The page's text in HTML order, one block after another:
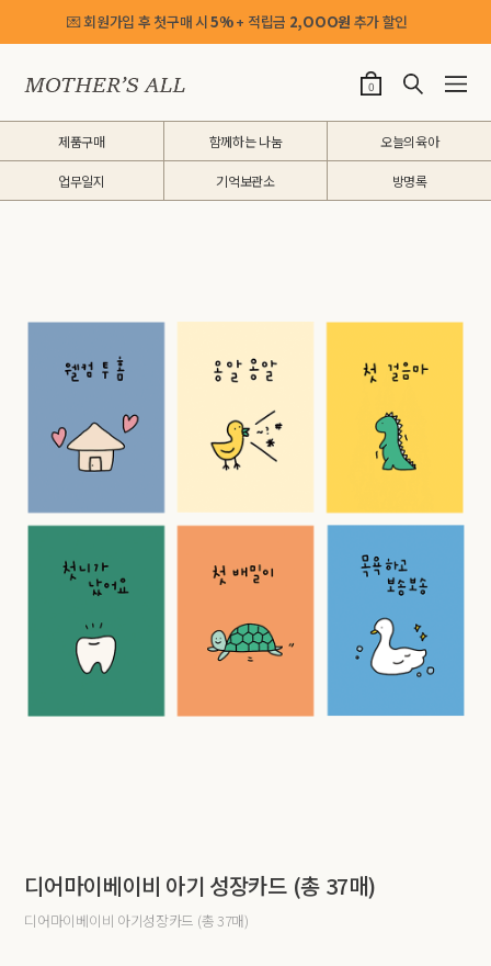
💌 회원가입 후 첫구매 시5%+ 적립금 2,OOO원 추가 할인
0
제품구매 함께하는 나눔 오늘의육아
업무일지 기억보관소 방명록
디어마이베이비 아기 성장카드 (총 37매)
디어마이베이비 아기성장카드 (총 37매)